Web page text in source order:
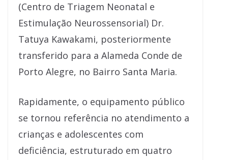
(Centro de Triagem Neonatal e
Estimulação Neurossensorial) Dr.
Tatuya Kawakami, posteriormente
transferido para a Alameda Conde de
Porto Alegre, no Bairro Santa Maria.
Rapidamente, o equipamento público
se tornou referência no atendimento a
crianças e adolescentes com
deficiência, estruturado em quatro